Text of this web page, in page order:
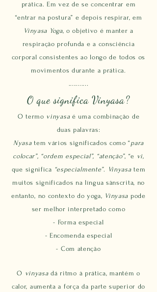
prática. Em vez de se concentrar em
“entrar na postura” e depois respirar, em
Vinyasa Yoga, o objetivo é manter a
respiração profunda e a consciência
corporal consistentes ao longo de todos os
movimentos durante a prática.
...........
O que significa Vinyasa?
O termo vinyasa é uma combinação de
duas palavras:
Nyasatem vários significados como “ para
colocar”, “ordem especial”, “atenção”, “e vi,
que significa “especialmente”. Vinyasatem
muitos significados na língua sânscrita, no
entanto, no contexto do yoga, Vinyasa pode
ser melhor interpretado como
​- Forma especial
- Encomenda especial
- Com atenção
O vinyasadá ritmo à prática, mantém o
calor, aumenta a força da parte superior do